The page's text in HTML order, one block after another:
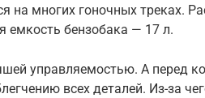
на многих гоночных треках.
емкость бензобака — 17 л.
управляемостью. А перед
всех деталей. Из-за